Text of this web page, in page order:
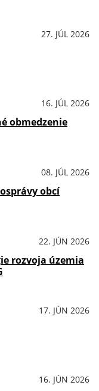
27. JÚL 2026
16. JÚL 2026
obmedzenie
08. JÚL 2026
obcí
22. JÚN 2026
rozvoja územia
17. JÚN 2026
16. JÚN 2026